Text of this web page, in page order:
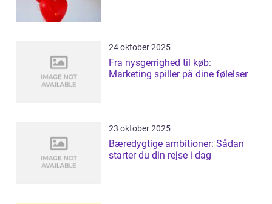
24 oktober 2025
Fra nysgerrighed til køb:
Marketing spiller på dine følelser
23 oktober 2025
Bæredygtige ambitioner: Sådan
starter du din rejse i dag